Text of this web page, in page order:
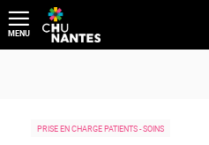
Aller
au
contenu
MENU
PRISE EN CHARGE PATIENTS - SOINS